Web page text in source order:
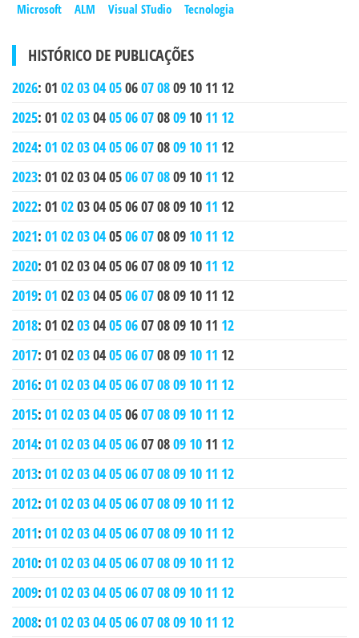
Microsoft
ALM Visual STudio Tecnologia
HISTÓRICO DE PUBLICAÇÕES
2026: 01 0203040506070809 10 11 12
2025: 01 0203040506070809 10 11 12
2024: 01 0203040506070809 10 11 12
2023: 01 0203040506070809 10 11 12
2022: 01 0203040506070809 10 11 12
2021: 01 0203040506070809 10 11 12
2020: 01 0203040506070809 10 11 12
2019: 01 0203040506070809 10 11 12
2018: 01 0203040506070809 10 11 12
2017: 01 0203040506070809 10 11 12
2016: 01 0203040506070809 10 11 12
2015: 01 0203040506070809 10 11 12
2014: 01 0203040506070809 10 11 12
2013: 01 0203040506070809 10 11 12
2012: 01 0203040506070809 10 11 12
2011: 01 0203040506070809 10 11 12
2010: 01 0203040506070809 10 11 12
2009: 01 0203040506070809 10 11 12
2008: 01 0203040506070809 10 11 12